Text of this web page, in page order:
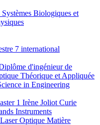
Biologiques et
7 international
d'ingénieur de
Théorique et Appliquée
in Engineering
1 Irène Joliot Curie
Instruments
Optique Matière